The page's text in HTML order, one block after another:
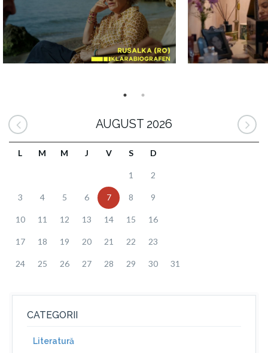
AUGUST 2026
L M M J V S D
1 2
3 4 5 6 7 8 9
10 11 12 13 14 15 16
17 18 19 20 21 22 23
24 25 26 27 28 29 30 31
CATEGORII
Literatură